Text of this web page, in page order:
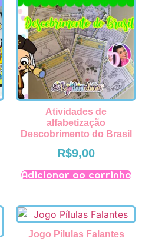
Atividades de
alfabetização
Descobrimento do Brasil
R$9,00
Adicionar ao carrinho
Jogo Pílulas Falantes